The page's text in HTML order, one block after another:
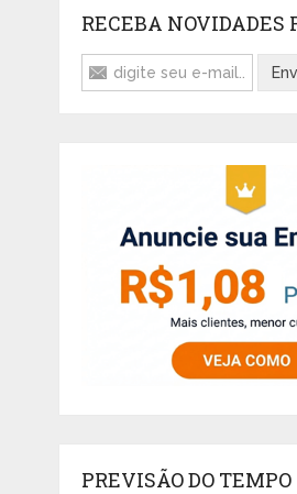
RECEBA NOVIDADES
PREVISÃO DO TEMPO